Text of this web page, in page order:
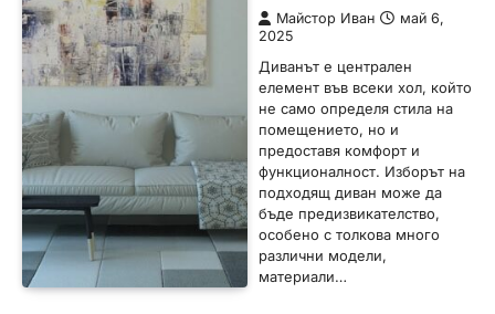
Майстор Иван
май 6,
2025
Диванът е централен
елемент във всеки хол, който
не само определя стила на
помещението, но и
предоставя комфорт и
функционалност. Изборът на
подходящ диван може да
бъде предизвикателство,
особено с толкова много
различни модели,
материали…